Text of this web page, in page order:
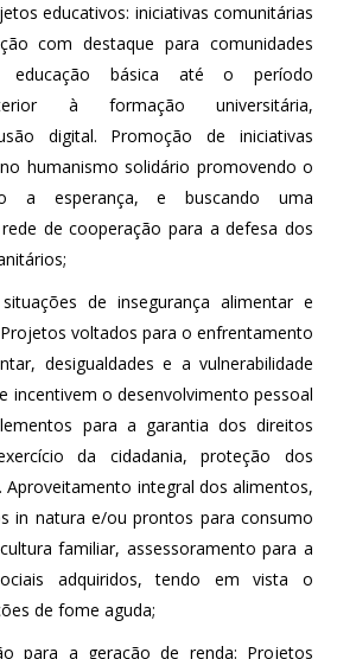
educativos: iniciativas comunitárias
com destaque para comunidades
educação básica até o período
à formação universitária,
digital. Promoção de iniciativas
humanismo solidário promovendo o
a esperança, e buscando uma
de cooperação para a defesa dos
de insegurança alimentar e
voltados para o enfrentamento
desigualdades e a vulnerabilidade
incentivem o desenvolvimento pessoal
para a garantia dos direitos
da cidadania, proteção dos
Aproveitamento integral dos alimentos,
in natura e/ou prontos para consumo
familiar, assessoramento para a
adquiridos, tendo em vista o
de fome aguda;
para a geração de renda: Projetos